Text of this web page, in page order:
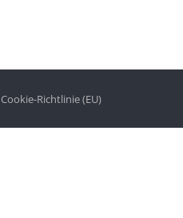
Cookie-Richtlinie (EU)